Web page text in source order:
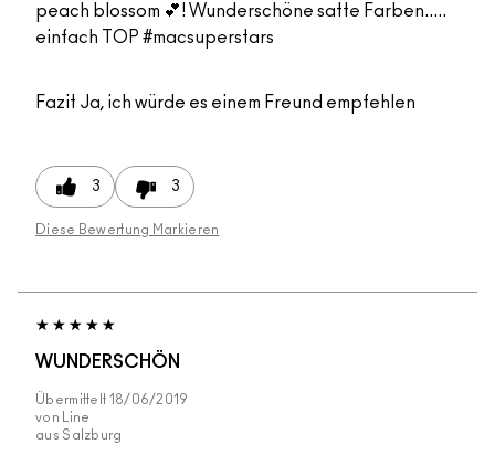
peach blossom 💕! Wunderschöne satte Farben.....
einfach TOP #macsuperstars
Fazit Ja, ich würde es einem Freund empfehlen
3 3
Diese Bewertung Markieren
WUNDERSCHÖN
Übermittelt 18/06/2019
von
Line
aus Salzburg